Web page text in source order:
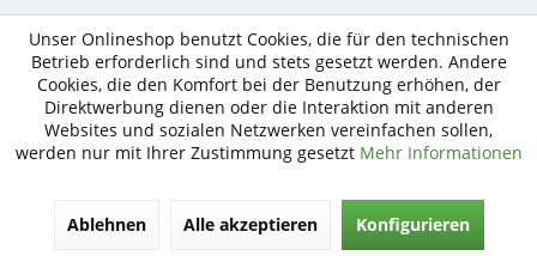
Treckerteile24
Online-
Shops
durch
nitio
mediasign,
Ihre
Agentur
Unser Onlineshop benutzt Cookies, die für den technischen
Betrieb erforderlich sind und stets gesetzt werden. Andere
Cookies, die den Komfort bei der Benutzung erhöhen, der
Direktwerbung dienen oder die Interaktion mit anderen
Websites und sozialen Netzwerken vereinfachen sollen,
werden nur mit Ihrer Zustimmung gesetzt Mehr Informationen
Ablehnen Alle akzeptieren Konfigurieren